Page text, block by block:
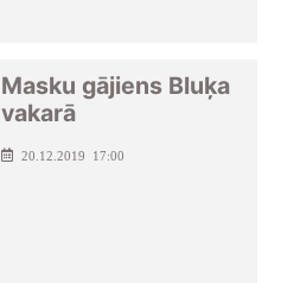
Masku gājiens Bluķa
vakarā
20.12.2019 17:00